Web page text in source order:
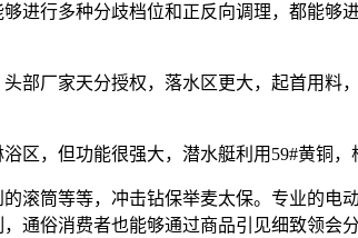
行多种分歧档位和正反向调理，都能够
厂家天分授权，落水区更大，起首用料
，但功能很强大，潜水艇利用59#黄铜，
筒等等，冲击钻保举麦太保。专业的电
通俗消费者也能够通过商品引见细致领会